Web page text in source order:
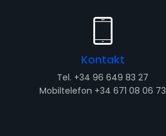
Kontakt
Tel. +34 96 649 83 27
Mobiltelefon +34 671 08 06 73